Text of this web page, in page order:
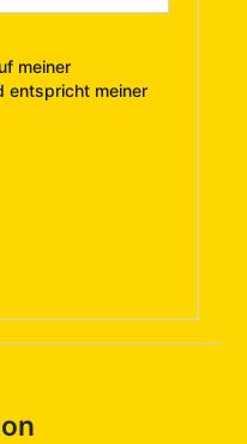
meiner
entspricht meiner